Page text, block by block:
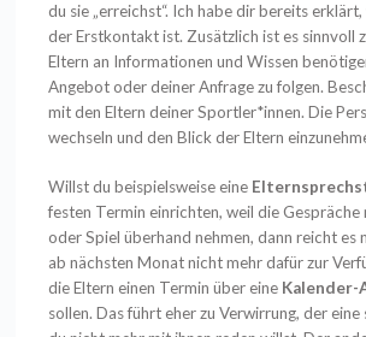
du sie „erreichst“. Ich habe dir bereits
der Erstkontakt ist. Zusätzlich ist es sinnvoll
Eltern an Informationen und Wissen
Angebot oder deiner Anfrage zu folgen.
mit den Eltern deiner Sportler*innen. Die
wechseln und den Blick der Eltern
Willst du beispielsweise eine
festen Termin einrichten, weil die Gespräche
oder Spiel überhand nehmen, dann reicht es
ab nächsten Monat nicht mehr dafür zur
die Eltern einen Termin über eine Kalender-
sollen. Das führt eher zu Verwirrung, der eine